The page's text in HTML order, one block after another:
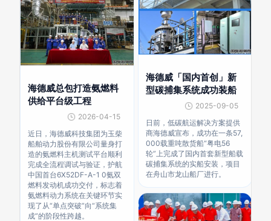
海德威总包打造氨燃料
供给平台级工程
2026-04-15
近日，海德威科技集团为玉柴
船舶动力股份有限公司量身打
造的氨燃料主机测试平台顺利
完成全流程调试与验证，护航
中国首台6X52DF-A-1 0氨双
燃料发动机成功交付，标志着
氨燃料动力系统在关键环节实
现了从“单点突破”向“系统集
成”的阶段性跨越。
海德威「国内首创」新
型碳捕集系统成功装船
2025-09-05
日前，低碳航运解决方案提供
商海德威宣布，成功在一条57,
000载重吨散货船“粤电56
轮”上完成了国内首套新型船载
碳捕集系统的实船安装，项目
在舟山市龙山船厂进行。